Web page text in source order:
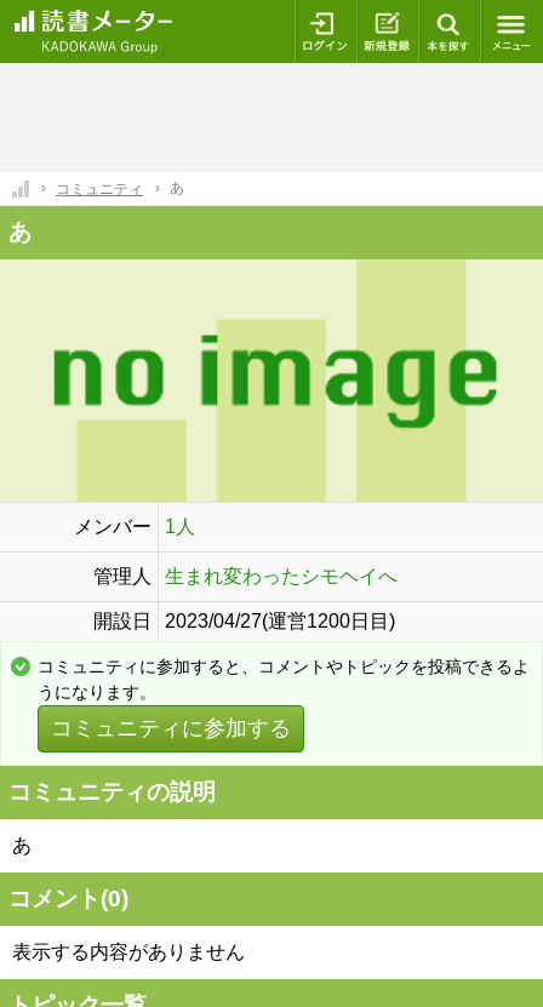
ログイン 新規登録
コミュニティ あ
あ
メンバー 1人
管理人 生まれ変わったシモヘイへ
開設日 2023/04/27(運営1200日目)
コミュニティに参加すると、コメントやトピックを投稿できるよ
うになります。
コミュニティに参加する
コミュニティの説明
あ
コメント(0)
表示する内容がありません